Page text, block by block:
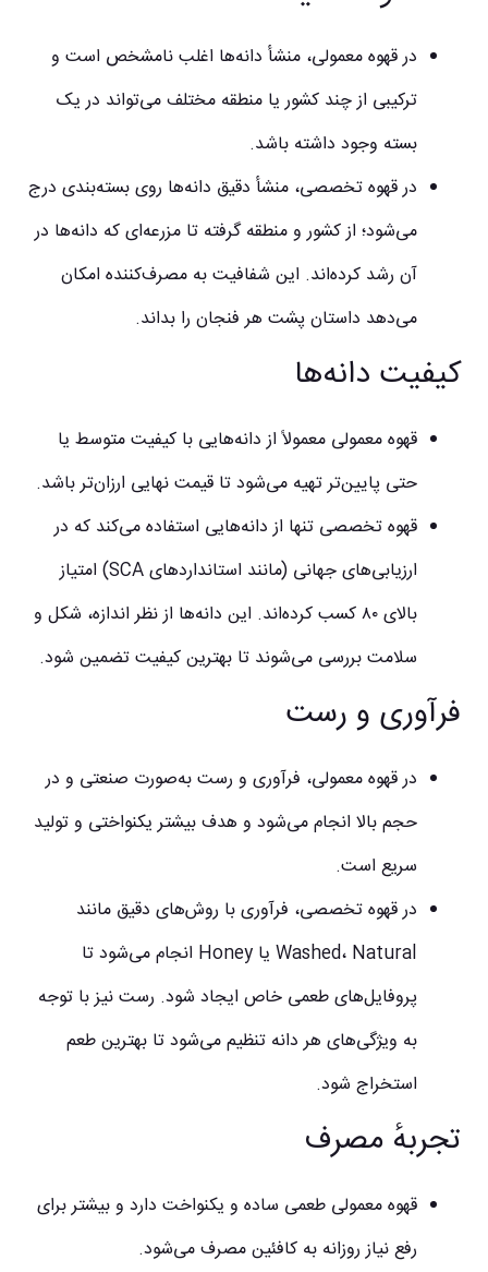
در قهوه معمولی، منشأ دانه‌ها اغلب نامشخص است و
ترکیبی از چند کشور یا منطقه مختلف می‌تواند در یک
بسته وجود داشته باشد.
در قهوه تخصصی، منشأ دقیق دانه‌ها روی بسته‌بندی درج
می‌شود؛ از کشور و منطقه گرفته تا مزرعه‌ای که دانه‌ها در
آن رشد کرده‌اند. این شفافیت به مصرف‌کننده امکان
می‌دهد داستان پشت هر فنجان را بداند.
کیفیت دانه‌ها
قهوه معمولی معمولاً از دانه‌هایی با کیفیت متوسط یا
حتی پایین‌تر تهیه می‌شود تا قیمت نهایی ارزان‌تر باشد.
قهوه تخصصی تنها از دانه‌هایی استفاده می‌کند که در
ارزیابی‌های جهانی (مانند استانداردهای SCA) امتیاز
بالای ۸۰ کسب کرده‌اند. این دانه‌ها از نظر اندازه، شکل و
سلامت بررسی می‌شوند تا بهترین کیفیت تضمین شود.
فرآوری و رست
در قهوه معمولی، فرآوری و رست به‌صورت صنعتی و در
حجم بالا انجام می‌شود و هدف بیشتر یکنواختی و تولید
سریع است.
در قهوه تخصصی، فرآوری با روش‌های دقیق مانند
Washed، Natural یا Honey انجام می‌شود تا
پروفایل‌های طعمی خاص ایجاد شود. رست نیز با توجه
به ویژگی‌های هر دانه تنظیم می‌شود تا بهترین طعم
استخراج شود.
تجربهٔ مصرف
قهوه معمولی طعمی ساده و یکنواخت دارد و بیشتر برای
رفع نیاز روزانه به کافئین مصرف می‌شود.